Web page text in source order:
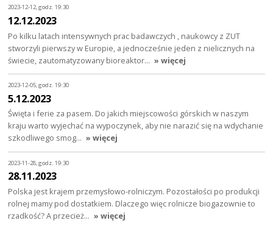
2023-12-12, godz. 19:30
12.12.2023
Po kilku latach intensywnych prac badawczych , naukowcy z ZUT
stworzyli pierwszy w Europie, a jednocześnie jeden z nielicznych na
świecie, zautomatyzowany bioreaktor… » więcej
2023-12-05, godz. 19:30
5.12.2023
Święta i ferie za pasem. Do jakich miejscowości górskich w naszym
kraju warto wyjechać na wypoczynek, aby nie narazić się na wdychanie
szkodliwego smog… » więcej
2023-11-28, godz. 19:30
28.11.2023
Polska jest krajem przemysłowo-rolniczym. Pozostałości po produkcji
rolnej mamy pod dostatkiem. Dlaczego więc rolnicze biogazownie to
rzadkość? A przecież… » więcej